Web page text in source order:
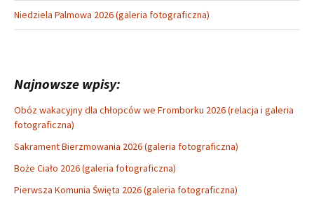
Niedziela Palmowa 2026 (galeria fotograficzna)
Najnowsze wpisy:
Obóz wakacyjny dla chłopców we Fromborku 2026 (relacja i galeria
fotograficzna)
Sakrament Bierzmowania 2026 (galeria fotograficzna)
Boże Ciało 2026 (galeria fotograficzna)
Pierwsza Komunia Święta 2026 (galeria fotograficzna)